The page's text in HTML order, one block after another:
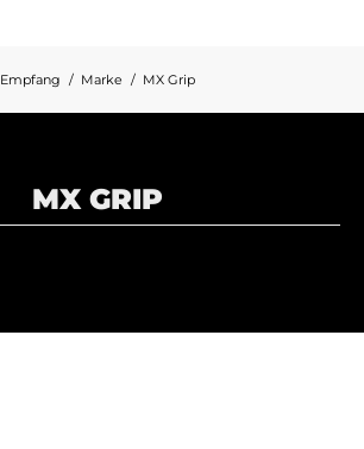
Empfang Marke MX Grip
MX GRIP